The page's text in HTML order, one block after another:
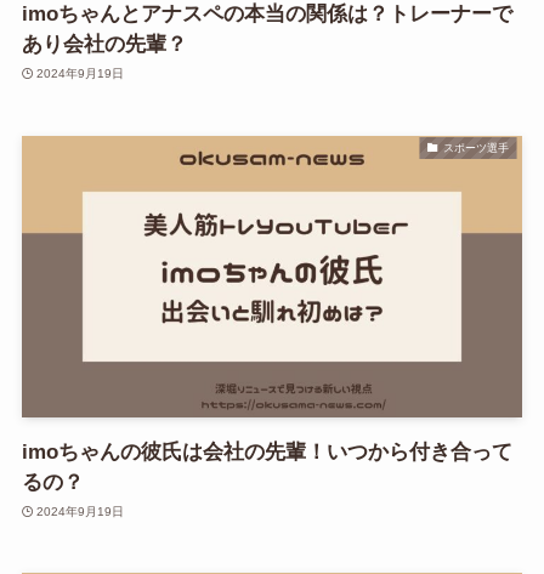
imoちゃんとアナスペの本当の関係は？トレーナーで
あり会社の先輩？
2024年9月19日
スポーツ選手
imoちゃんの彼氏は会社の先輩！いつから付き合って
るの？
2024年9月19日